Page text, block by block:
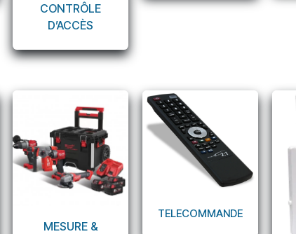
CONTRÔLE
D’ACCÈS​​
MESURE &
TELECOMMANDE